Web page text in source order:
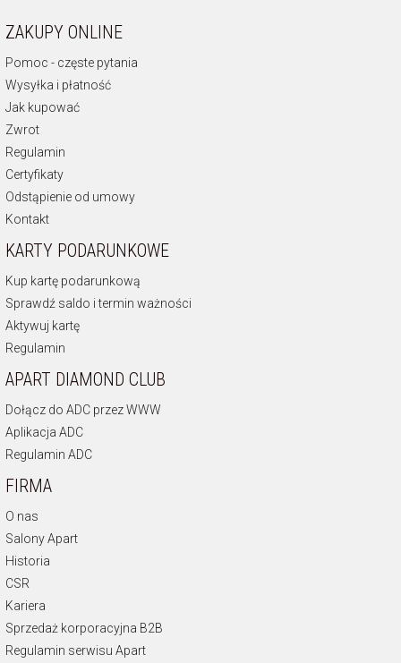
ZAKUPY ONLINE
Pomoc - częste pytania
Wysyłka i płatność
Jak kupować
Zwrot
Regulamin
Certyfikaty
Odstąpienie od umowy
Kontakt
KARTY PODARUNKOWE
Kup kartę podarunkową
Sprawdź saldo i termin ważności
Aktywuj kartę
Regulamin
APART DIAMOND CLUB
Dołącz do ADC przez WWW
Aplikacja ADC
Regulamin ADC
FIRMA
O nas
Salony Apart
Historia
CSR
Kariera
Sprzedaż korporacyjna B2B
Regulamin serwisu Apart